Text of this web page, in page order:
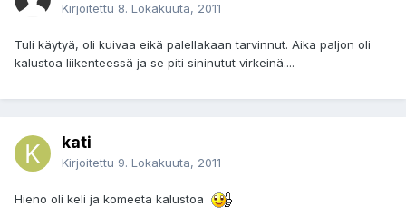
Kirjoitettu 8. Lokakuuta, 2011
Tuli käytyä, oli kuivaa eikä palellakaan tarvinnut. Aika paljon oli
kalustoa liikenteessä ja se piti sininutut virkeinä....
kati
Kirjoitettu 9. Lokakuuta, 2011
Hieno oli keli ja komeeta kalustoa